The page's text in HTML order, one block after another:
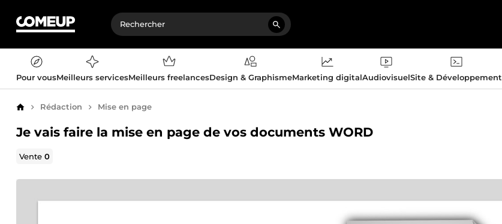
Pour vousMeilleurs servicesMeilleurs freelancesDesign & GraphismeMarketing digitalAudiovisuelSite & Développement
AccueilRédaction Mise en page
Je vais faire la mise en page de vos documents WORD
Vente0